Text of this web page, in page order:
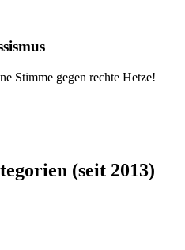
Stimme gegen rechte Hetze!
(seit 2013)